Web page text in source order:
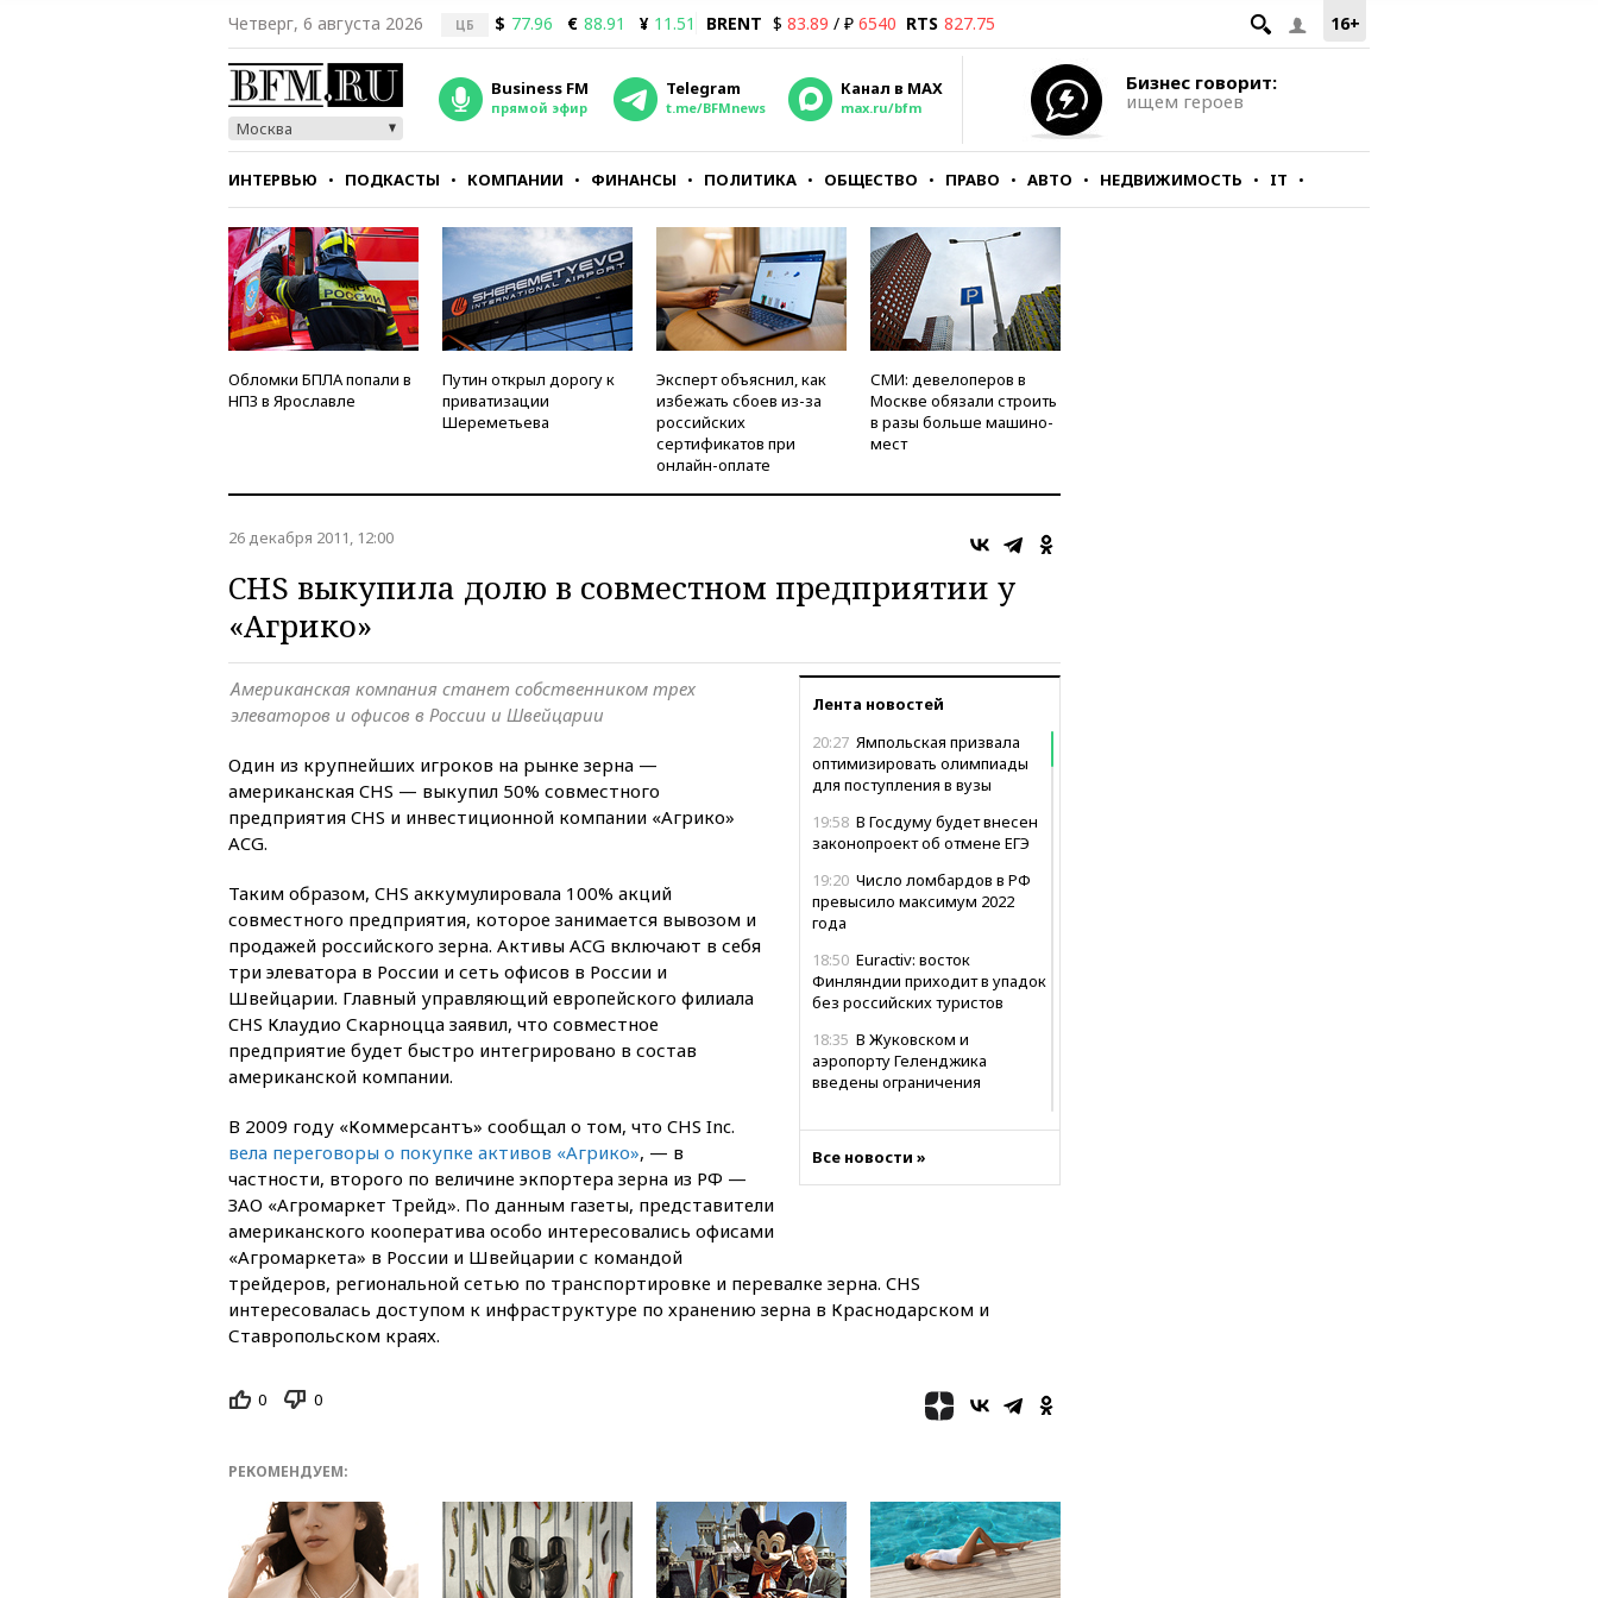
16+
Четверг, 6 августа 2026 ЦБ $ 77.96 € 88.91 ¥ 11.51 BRENT $ 83.89 / ₽ 6540 RTS 827.75
Москва
Business FM
прямой эфир
Telegram
t.me/BFMnews
Канал в MAX
max.ru/bfm
Бизнес говорит:
ищем героев
ИНТЕРВЬЮ ПОДКАСТЫ КОМПАНИИ ФИНАНСЫ ПОЛИТИКА ОБЩЕСТВО ПРАВО АВТО НЕДВИЖИМОСТЬ IT
СТИЛЬ ТЕСТЫ
Обломки БПЛА попали в
НПЗ в Ярославле
Путин открыл дорогу к
приватизации
Шереметьева
Эксперт объяснил, как
избежать сбоев из-за
российских
сертификатов при
онлайн-оплате
СМИ: девелоперов в
Москве обязали строить
в разы больше машино-
мест
26 декабря 2011, 12:00
CHS выкупила долю в совместном предприятии у
«Агрико»
Лента новостей
20:27 Ямпольская призвала
оптимизировать олимпиады
для поступления в вузы
19:58 В Госдуму будет внесен
законопроект об отмене ЕГЭ
19:20 Число ломбардов в РФ
превысило максимум 2022
года
18:50 Euractiv: восток
Финляндии приходит в упадок
без российских туристов
18:35 В Жуковском и
аэропорту Геленджика
введены ограничения
подрядчика для
строительства военной базы в
Газе
Правительство получит
17:35
Шесть человек
пострадали при ударе ВСУ по
автобусу в Запорожской
области
Все новости »
Американская компания станет собственником трех
элеваторов и офисов в России и Швейцарии
Один из крупнейших игроков на рынке зерна —
американская CHS — выкупил 50% совместного
предприятия CHS и инвестиционной компании «Агрико»
ACG.
Таким образом, CHS аккумулировала 100% акций
совместного предприятия, которое занимается вывозом и
продажей российского зерна. Активы ACG включают в себя
три элеватора в России и сеть офисов в России и
Швейцарии. Главный управляющий европейского филиала
CHS Клаудио Скарноцца заявил, что совместное
предприятие будет быстро интегрировано в состав
американской компании.
В 2009 году «Коммерсантъ» сообщал о том, что CHS Inc.
вела переговоры о покупке активов «Агрико», — в
частности, второго по величине экпортера зерна из РФ —
ЗАО «Агромаркет Трейд». По данным газеты, представители
американского кооператива особо интересовались офисами
«Агромаркета» в России и Швейцарии с командой
трейдеров, региональной сетью по транспортировке и перевалке зерна. CHS
интересовалась доступом к инфраструктуре по хранению зерна в Краснодарском и
Ставропольском краях.
0 0
РЕКОМЕНДУЕМ: